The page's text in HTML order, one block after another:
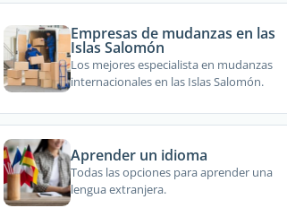
Empresas de mudanzas en las
Islas Salomón
Los mejores especialista en mudanzas
internacionales en las Islas Salomón.
Aprender un idioma
Todas las opciones para aprender una
lengua extranjera.